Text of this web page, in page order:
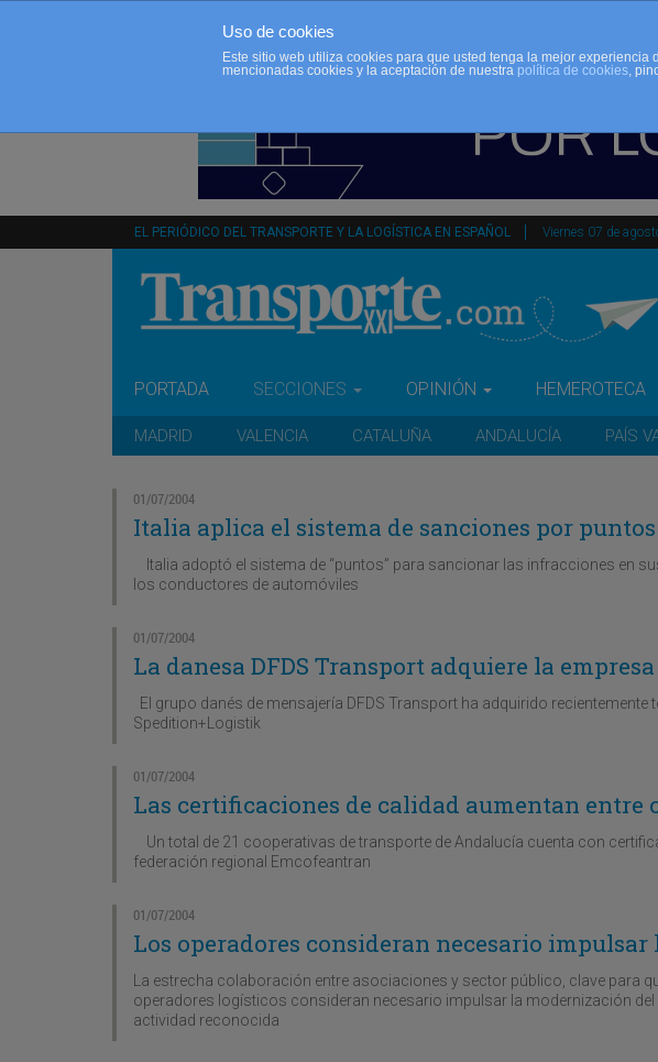
EL PERIÓDICO DEL TRANSPORTE Y LA LOGÍSTICA EN ESPAÑOL Viernes 07 de
PORTADA SECCIONES OPINIÓN HEMEROTECA
MADRID VALENCIA CATALUÑA ANDALUCÍA PAÍS
01/07/2004
Italia aplica el sistema de sanciones por
Italia adoptó el sistema de “puntos” para sancionar las infracciones en
los conductores de automóviles
01/07/2004
La danesa DFDS Transport adquiere la
El grupo danés de mensajería DFDS Transport ha adquirido
Spedition+Logistik
01/07/2004
Las certificaciones de calidad aumentan entre
Un total de 21 cooperativas de transporte de Andalucía cuenta con
federación regional Emcofeantran
01/07/2004
Los operadores consideran necesario
La estrecha colaboración entre asociaciones y sector público, clave para
operadores logísticos consideran necesario impulsar la modernización
actividad reconocida
Uso de cookies
Este sitio web utiliza cookies para que usted tenga la mejor
mencionadas cookies y la aceptación de nuestra política de cookies,